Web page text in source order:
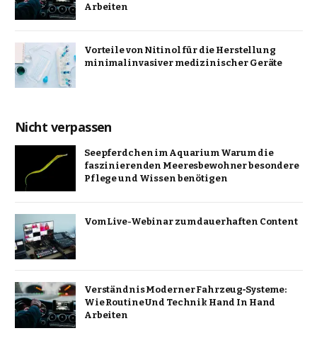
Arbeiten
Vorteile von Nitinol für die Herstellung
minimalinvasiver medizinischer Geräte
Nicht verpassen
Seepferdchen im Aquarium Warum die
faszinierenden Meeresbewohner besondere
Pflege und Wissen benötigen
Vom Live-Webinar zum dauerhaften Content
Verständnis Moderner Fahrzeug‑Systeme:
Wie Routine Und Technik Hand In Hand
Arbeiten